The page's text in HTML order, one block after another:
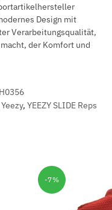
Design mit
Verarbeitungsqualität,
der Komfort und
Yeezy, YEEZY SLIDE Reps
-7%